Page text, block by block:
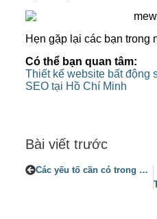
Hẹn gặp lại các bạn trong
Có thể bạn quan tâm:
Thiết kế website bất động
SEO tại Hồ Chí Minh
Bài viết trước
Các yếu tố cần có trong bộ nhận diện thương hiệu